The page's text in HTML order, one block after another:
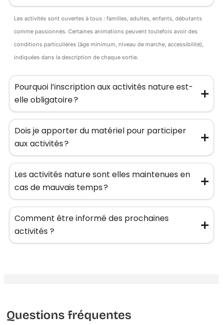
Les activités sont ouvertes à tous : familles, adultes, enfants, débutants
comme passionnés. Certaines animations peuvent toutefois avoir des
conditions particulières (âge minimum, niveau de marche, accessibilité),
indiquées dans la description de chaque sortie.
Pourquoi l’inscription aux activités nature est-
elle obligatoire ?
Dois je apporter du matériel pour participer
aux activités ?
Les activités nature sont elles maintenues en
cas de mauvais temps ?
Comment être informé des prochaines
activités ?
Questions fréquentes